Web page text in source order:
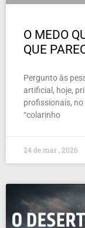
O MEDO
QUE
Pergunto às
artificial, hoje,
profissionais,
“colarinho
24 de mar , 2026